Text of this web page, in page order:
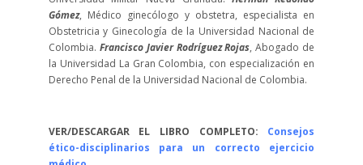
Gómez, Médico ginecólogo y obstetra, especialista en
Obstetricia y Ginecología de la Universidad Nacional de
Colombia. Francisco Javier Rodríguez Rojas, Abogado de
la Universidad La Gran Colombia, con especialización en
Derecho Penal de la Universidad Nacional de Colombia.
VER/DESCARGAR EL LIBRO COMPLETO: Consejos
ético-disciplinarios para un correcto ejercicio